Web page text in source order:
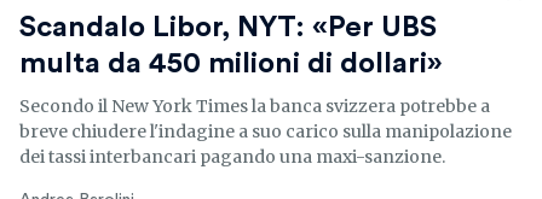
Scandalo Libor, NYT: «Per UBS
multa da 450 milioni di dollari»
Secondo il New York Times la banca svizzera potrebbe a
breve chiudere l'indagine a suo carico sulla manipolazione
dei tassi interbancari pagando una maxi-sanzione.